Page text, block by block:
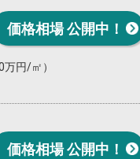
価格相場 公開中！
万円/㎡）
価格相場 公開中！